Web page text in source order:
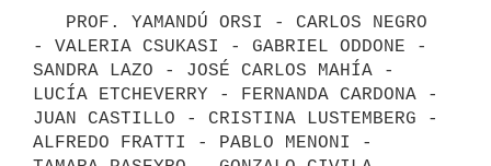
- VALERIA CSUKASI - GABRIEL ODDONE -
SANDRA LAZO - JOSÉ CARLOS MAHÍA -
LUCÍA ETCHEVERRY - FERNANDA CARDONA -
JUAN CASTILLO - CRISTINA LUSTEMBERG -
ALFREDO FRATTI - PABLO MENONI -